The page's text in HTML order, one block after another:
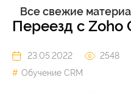
Все свежие
Переезд с Zoho
23.05.2022
2548
Обучение CRM